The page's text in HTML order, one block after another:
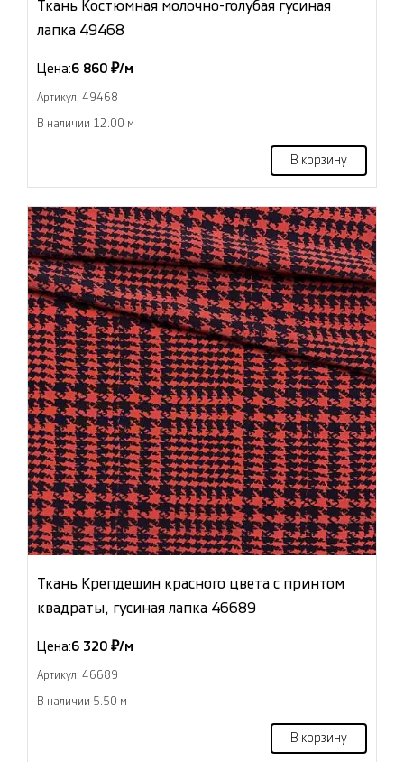
Ткань Костюмная молочно-голубая гусиная
лапка 49468
Цена:6 860 ₽/м
Артикул: 49468
В наличии 12.00 м
В корзину
Ткань Крепдешин красного цвета с принтом
квадраты, гусиная лапка 46689
Цена:6 320 ₽/м
Артикул: 46689
В наличии 5.50 м
В корзину